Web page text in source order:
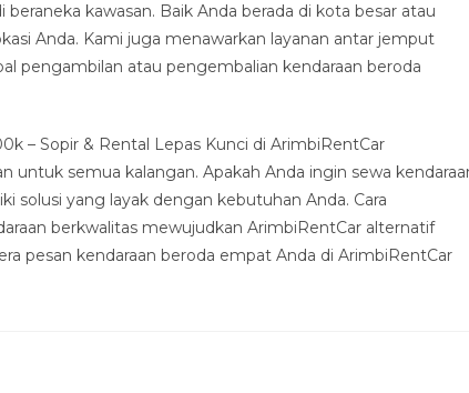
kawasan. Baik Anda berada di kota besar atau
Anda. Kami juga menawarkan layanan antar jemput
pengambilan atau pengembalian kendaraan beroda
– Sopir & Rental Lepas Kunci di ArimbiRentCar
semua kalangan. Apakah Anda ingin sewa
solusi yang layak dengan kebutuhan Anda. Cara
berkwalitas mewujudkan ArimbiRentCar alternatif
pesan kendaraan beroda empat Anda di ArimbiRentCar